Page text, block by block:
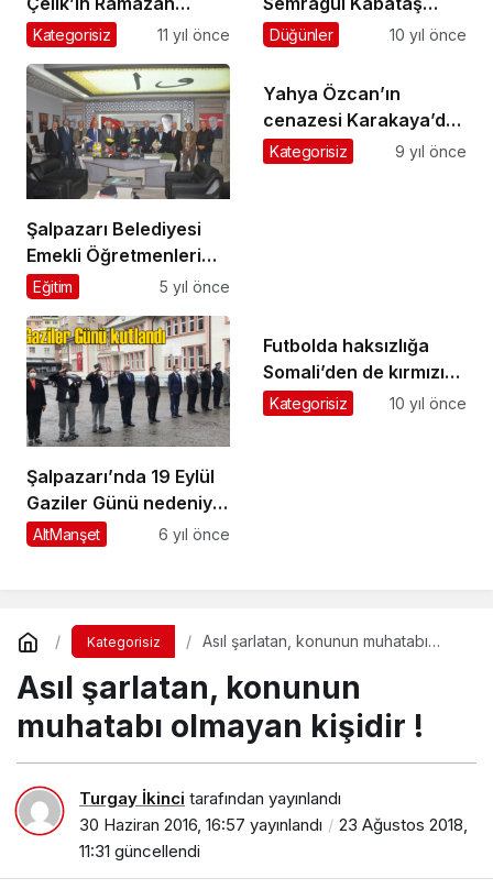
Yazısı
Kategorisiz 11 yıl önce
dünya evine girdi
Düğünler 10 yıl önce
Şalpazarı Belediyesi
Emekli Öğretmenleri
unutmadı
Eğitim 5 yıl önce
Yahya Özcan’ın
cenazesi Karakaya’da
toprağa verildi
Kategorisiz 9 yıl önce
Şalpazarı’nda 19 Eylül
Gaziler Günü nedeniyle
anma programı
AltManşet 6 yıl önce
Futbolda haksızlığa
Somali’den de kırmızı
kart gösterdiler
Kategorisiz 10 yıl önce
Kategorisiz
Asıl şarlatan, konunun muhatabı
Asıl şarlatan, konunun
muhatabı olmayan kişidir !
Turgay İkinci tarafından yayınlandı
30 Haziran 2016, 16:57 yayınlandı
23 Ağustos 2018,
11:31 güncellendi